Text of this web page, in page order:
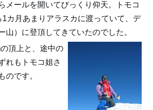
メールを開いてびっくり仰天。トモコ
カ月あまりアラスカに渡っていて、デ
山）に登頂してきていたのでした。
頂上と、途中の
れもトモコ姐さ
のです。